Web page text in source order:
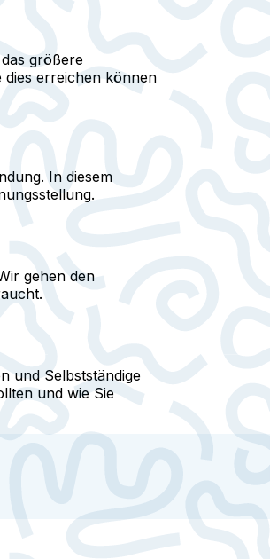
größere
dies erreichen können
In diesem
gehen den
und Selbstständige
und wie Sie